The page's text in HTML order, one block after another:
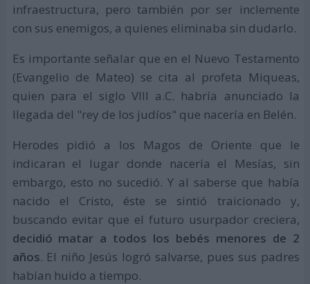
infraestructura, pero también por ser inclemente
con sus enemigos, a quienes eliminaba sin dudarlo.
Es importante señalar que en el Nuevo Testamento
(Evangelio de Mateo) se cita al profeta Miqueas,
quien para el siglo VIII a.C. habría anunciado la
llegada del "rey de los judíos" que nacería en Belén.
Herodes pidió a los Magos de Oriente que le
indicaran el lugar donde nacería el Mesías, sin
embargo, esto no sucedió. Y al saberse que había
nacido el Cristo, éste se sintió traicionado y,
buscando evitar que el futuro usurpador creciera,
decidió matar a todos los bebés menores de 2
años. El niño Jesús logró salvarse, pues sus padres
habían huido a tiempo.